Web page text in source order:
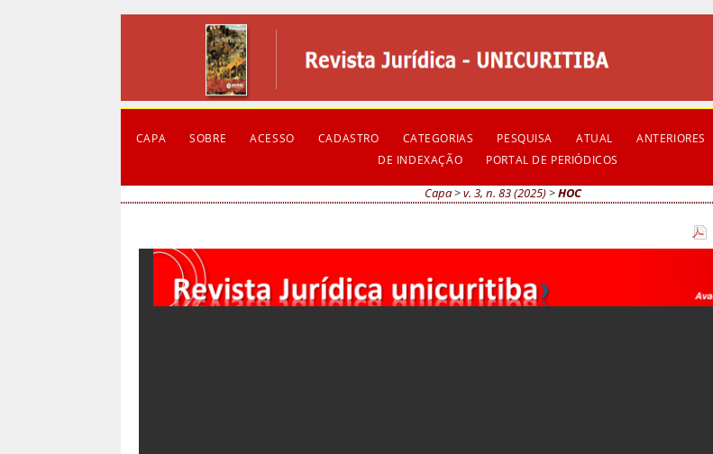
CAPA SOBRE ACESSO CADASTRO CATEGORIAS PESQUISA ATUAL ANTERIORES
DE INDEXAÇÃO
PORTAL DE PERIÓDICOS
Capa>v. 3, n. 83 (2025)>HOC